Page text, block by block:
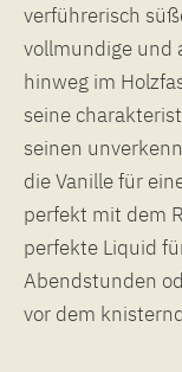
verführerisch
vollmundige und
hinweg im
seine
seinen
die Vanille für
perfekt mit dem
perfekte Liquid
Abendstunden
vor dem